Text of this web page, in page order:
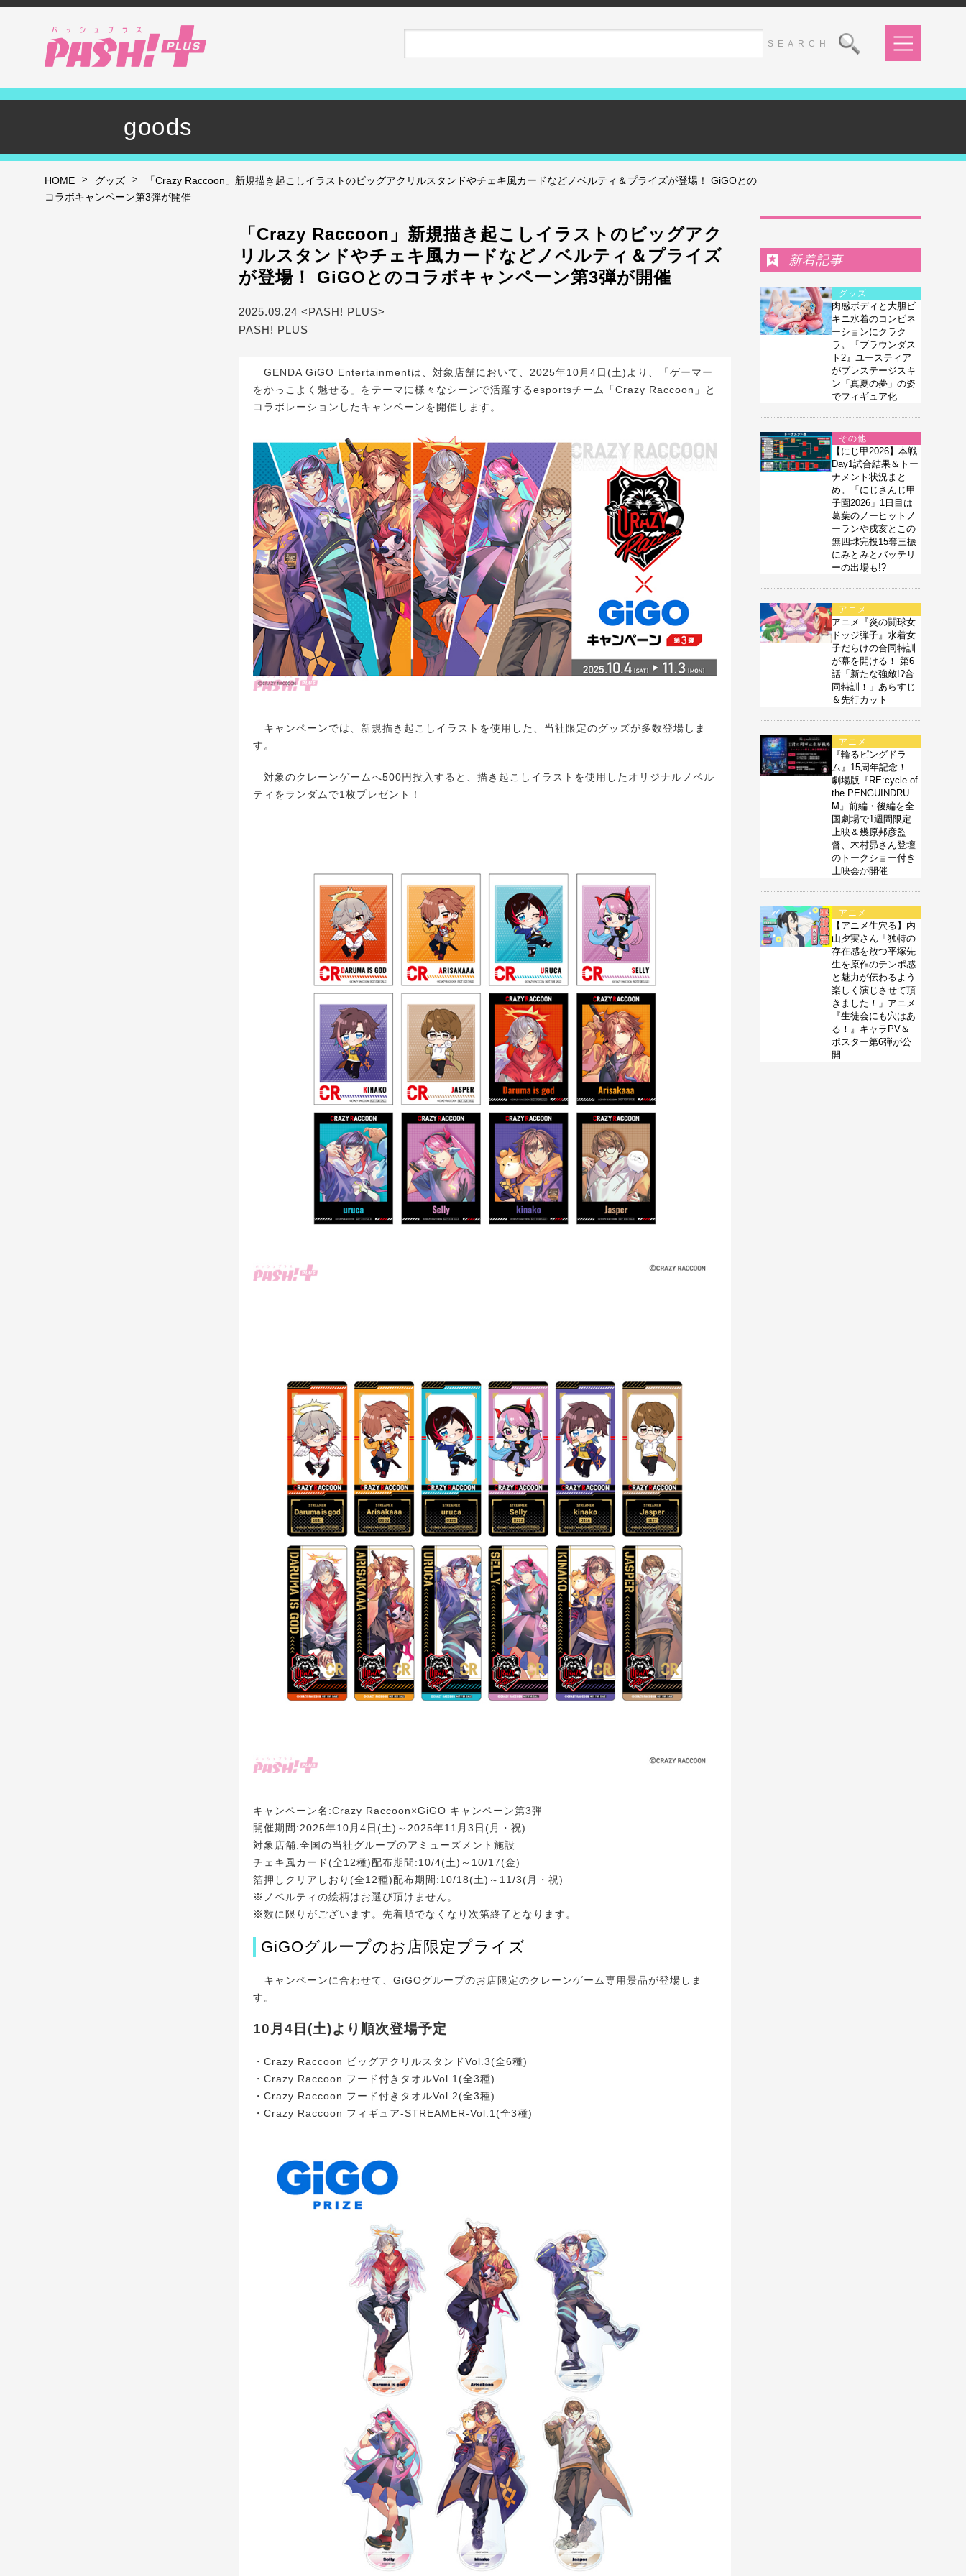
goods
HOME > グッズ >
「Crazy Raccoon」新規描き起こしイラストのビッグアクリルスタンドやチェキ風カードなどノベルティ＆プライズが登場！ GiGOとの
コラボキャンペーン第3弾が開催
「Crazy Raccoon」新規描き起こしイラストのビッグアク
リルスタンドやチェキ風カードなどノベルティ＆プライズ
が登場！ GiGOとのコラボキャンペーン第3弾が開催
2025.09.24 <PASH! PLUS>
PASH! PLUS
GENDA GiGO Entertainmentは、対象店舗において、2025年10月4日(土)より、「ゲーマー
をかっこよく魅せる」をテーマに様々なシーンで活躍するesportsチーム「Crazy Raccoon」と
コラボレーションしたキャンペーンを開催します。
キャンペーンでは、新規描き起こしイラストを使用した、当社限定のグッズが多数登場しま
す。
対象のクレーンゲームへ500円投入すると、描き起こしイラストを使用したオリジナルノベル
ティをランダムで1枚プレゼント！
キャンペーン名:Crazy Raccoon×GiGO キャンペーン第3弾
開催期間:2025年10月4日(土)～2025年11月3日(月・祝)
対象店舗:全国の当社グループのアミューズメント施設
チェキ風カード(全12種)配布期間:10/4(土)～10/17(金)
箔押しクリアしおり(全12種)配布期間:10/18(土)～11/3(月・祝)
※ノベルティの絵柄はお選び頂けません。
※数に限りがございます。先着順でなくなり次第終了となります。
GiGOグループのお店限定プライズ
キャンペーンに合わせて、GiGOグループのお店限定のクレーンゲーム専用景品が登場しま
す。
10月4日(土)より順次登場予定
・Crazy Raccoon ビッグアクリルスタンドVol.3(全6種)
・Crazy Raccoon フード付きタオルVol.1(全3種)
・Crazy Raccoon フード付きタオルVol.2(全3種)
・Crazy Raccoon フィギュア-STREAMER-Vol.1(全3種)
新着記事
グッズ
肉感ボディと大胆ビ
キニ水着のコンビネ
ーションにクラク
ラ。『ブラウンダス
ト2』ユースティア
がプレステージスキ
ン「真夏の夢」の姿
でフィギュア化
その他
【にじ甲2026】本戦
Day1試合結果＆トー
ナメント状況まと
め。「にじさんじ甲
子園2026」1日目は
葛葉のノーヒットノ
ーランや戌亥とこの
無四球完投15奪三振
にみとみとバッテリ
ーの出場も!?
アニメ
アニメ『炎の闘球女
ドッジ弾子』水着女
子だらけの合同特訓
が幕を開ける！ 第6
話「新たな強敵!?合
同特訓！」あらすじ
＆先行カット
アニメ
『輪るピングドラ
ム』15周年記念！
劇場版『RE:cycle of
the PENGUINDRU
M』前編・後編を全
国劇場で1週間限定
上映＆幾原邦彦監
督、木村昴さん登壇
のトークショー付き
上映会が開催
アニメ
【アニメ生穴る】内
山夕実さん「独特の
存在感を放つ平塚先
生を原作のテンポ感
と魅力が伝わるよう
楽しく演じさせて頂
きました！」アニメ
『生徒会にも穴はあ
る！』キャラPV＆
ポスター第6弾が公
開